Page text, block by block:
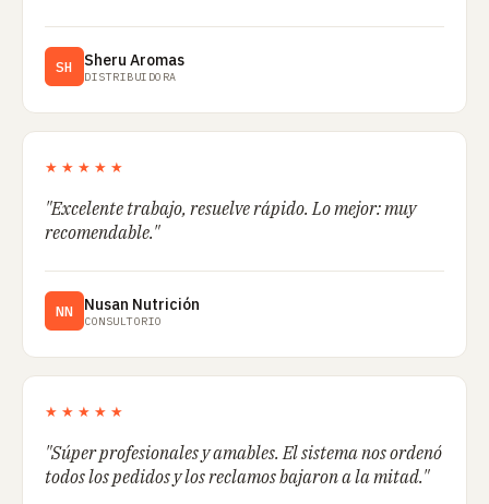
SH Sheru Aromas
DISTRIBUIDORA
★★★★★
"Excelente trabajo, resuelve rápido. Lo mejor: muy
recomendable."
NN Nusan Nutrición
CONSULTORIO
★★★★★
"Súper profesionales y amables. El sistema nos ordenó
todos los pedidos y los reclamos bajaron a la mitad."